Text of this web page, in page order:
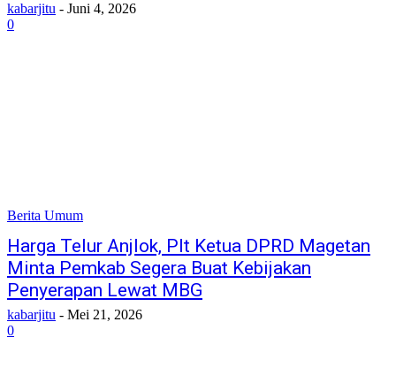
kabarjitu - Juni 4, 2026
0
Berita Umum
Harga Telur Anjlok, Plt Ketua DPRD Magetan
Minta Pemkab Segera Buat Kebijakan
Penyerapan Lewat MBG
kabarjitu - Mei 21, 2026
0